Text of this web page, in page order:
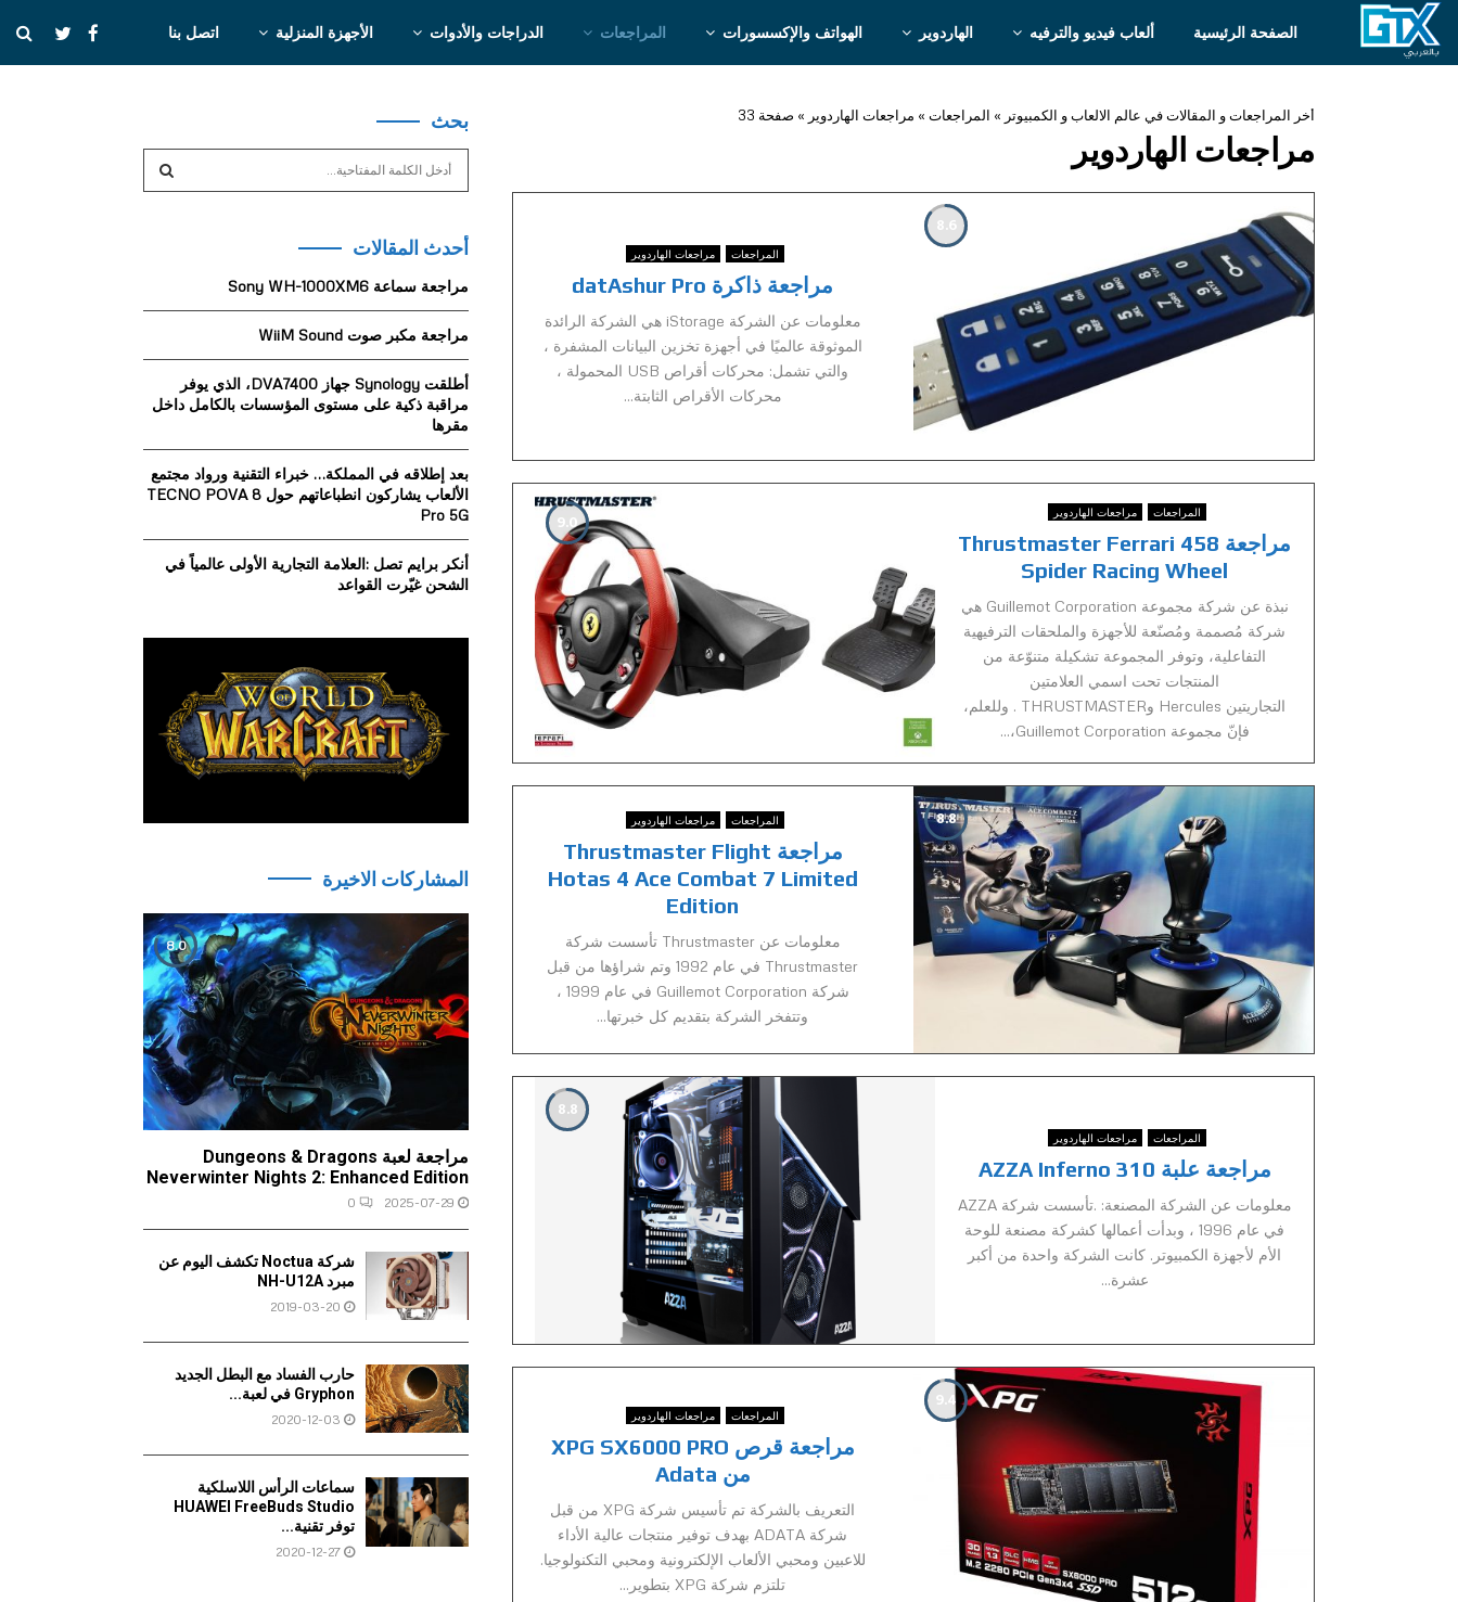
الصفحة الرئيسية ألعاب فيديو والترفيه الهاردوير الهواتف والإكسسورات المراجعات الدراجات والأدوات الأجهزة المنزلية اتصل بنا
أخر المراجعات و المقالات في عالم الالعاب و الكمبيوتر » المراجعات » مراجعات الهاردوير » صفحة 33
مراجعات الهاردوير
8.6
المراجعات مراجعات الهاردوير
مراجعة ذاكرة datAshur Pro
معلومات عن الشركة iStorage هي الشركة الرائدة
الموثوقة عالميًا في أجهزة تخزين البيانات المشفرة ،
والتي تشمل: محركات أقراص USB المحمولة ،
محركات الأقراص الثابتة...
9.0 المراجعات مراجعات الهاردوير
مراجعة Thrustmaster Ferrari 458
Spider Racing Wheel
نبذة عن شركة مجموعة Guillemot Corporation هي
شركة مُصممة ومُصنّعة للأجهزة والملحقات الترفيهية
التفاعلية، وتوفر المجموعة تشكيلة متنوّعة من
المنتجات تحت اسمي العلامتين
التجاريتين Hercules وTHRUSTMASTER . وللعلم،
فإنّ مجموعة Guillemot Corporation،...
8.8 المراجعات مراجعات الهاردوير
مراجعة Thrustmaster Flight
Hotas 4 Ace Combat 7 Limited
Edition
معلومات عن Thrustmaster تأسست شركة
Thrustmaster في عام 1992 وتم شراؤها من قبل
شركة Guillemot Corporation في عام 1999 ،
وتتفخر الشركة بتقديم كل خبرتها...
8.8
المراجعات مراجعات الهاردوير
مراجعة علبة AZZA Inferno 310
معلومات عن الشركة المصنعة: .تأسست شركة AZZA
في عام 1996 ، وبدأت أعمالها كشركة مصنعة للوحة
الأم لأجهزة الكمبيوتر. كانت الشركة واحدة من أكبر
عشرة...
9.4
المراجعات مراجعات الهاردوير
مراجعة قرص XPG SX6000 PRO
من Adata
التعريف بالشركة تم تأسيس شركة XPG من قبل
شركة ADATA بهدف توفير منتجات عالية الأداء
للاعبين ومحبي الألعاب الإلكترونية ومحبي التكنولوجيا.
تلتزم شركة XPG بتطوير...
بحث
c
f
r
:
أحدث المقالات
مراجعة سماعة Sony WH-1000XM6
مراجعة مكبر صوت WiiM Sound
أطلقت Synology جهاز DVA7400، الذي يوفر
مراقبة ذكية على مستوى المؤسسات بالكامل داخل
مقرها
بعد إطلاقه في المملكة… خبراء التقنية ورواد مجتمع
الألعاب يشاركون انطباعاتهم حول TECNO POVA 8
Pro 5G
أنكر برايم تصل :العلامة التجارية الأولى عالمياً في
الشحن غيّرت القواعد
المشاركات الاخيرة
مراجعة لعبة Dungeons & Dragons
Neverwinter Nights 2: Enhanced Edition
2025-07-29
0
8.0
شركة Noctua تكشف اليوم عن
مبرد NH-U12A
2019-03-20
حارب الفساد مع البطل الجديد
Gryphon في لعبة...
2020-12-03
سماعات الرأس اللاسلكية
HUAWEI FreeBuds Studio
توفر تقنية...
2020-12-27